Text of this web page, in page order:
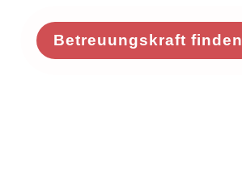
Betreuungskraft finden